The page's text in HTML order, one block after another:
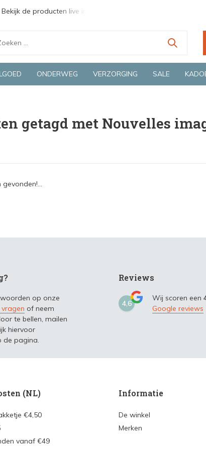
Bekijk de producten live in onze winkel in Deventer
ONDERWEG VERZORGING SALE
getagd met Nouvelles
op onze
of neem
te bellen, mailen
hiervoor
de pagina.
Reviews
4,6
Wij scoren een
Google reviews
(NL)
€4,50
vanaf €49
Informatie
De winkel
Merken